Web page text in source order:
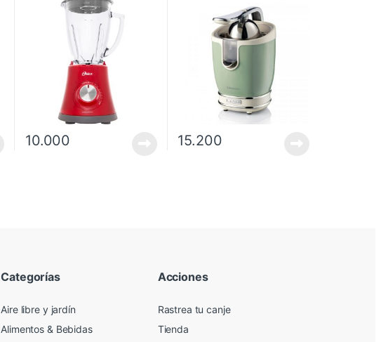
10.000 15.200
Categorías
Aire libre y jardín
Alimentos & Bebidas
Acciones
Rastrea tu canje
Tienda